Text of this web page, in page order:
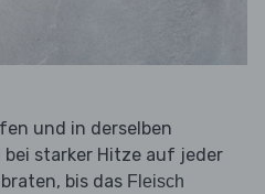
und in derselben
bei starker Hitze auf jeder
bis das Fleisch